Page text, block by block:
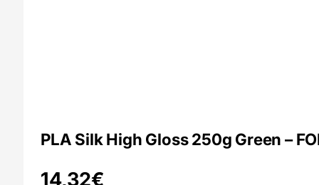
PLA Silk High Gloss 250g Green –
14,32€